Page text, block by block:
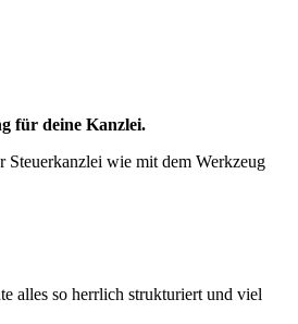
für deine Kanzlei.
Steuerkanzlei wie mit dem Werkzeug
alles so herrlich strukturiert und viel